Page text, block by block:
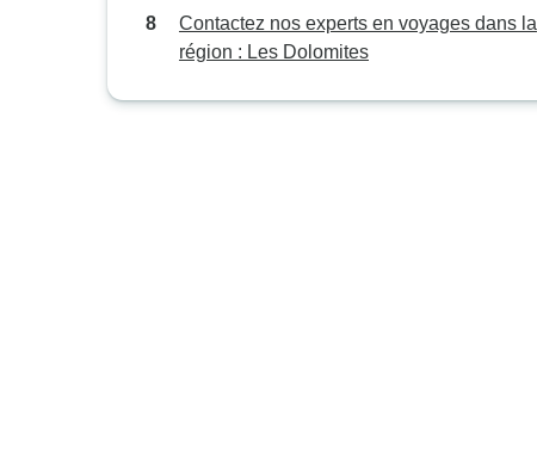
Contactez nos experts en voyages dans la
région : Les Dolomites